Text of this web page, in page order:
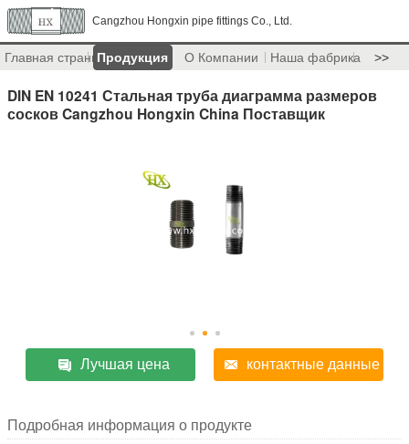
Cangzhou Hongxin pipe fittings Co., Ltd.
Главная страницаПродукция О Компании Наша фабрика >>
DIN EN 10241 Стальная труба диаграмма размеров
сосков Cangzhou Hongxin China Поставщик
Лучшая цена контактные данные
Подробная информация о продукте